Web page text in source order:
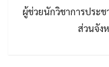
ผู้ช่วยนักวิชาการประ
ส่วนจัง